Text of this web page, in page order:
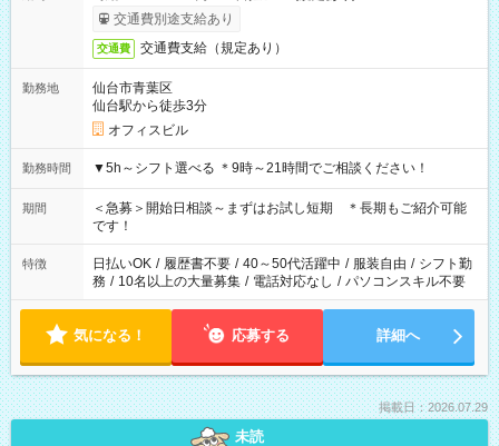
交通費別途支給あり
交通費 交通費支給（規定あり）
勤務地
仙台市青葉区
仙台駅から徒歩3分
オフィスビル
勤務時間 ▼5h～シフト選べる ＊9時～21時間でご相談ください！
期間
＜急募＞開始日相談～まずはお試し短期 ＊長期もご紹介可能
です！
特徴 日払いOK / 履歴書不要 / 40～50代活躍中 / 服装自由 / シフト勤
務 / 10名以上の大量募集 / 電話対応なし / パソコンスキル不要
気になる！ 応募する 詳細へ
掲載日：2026.07.29
未読